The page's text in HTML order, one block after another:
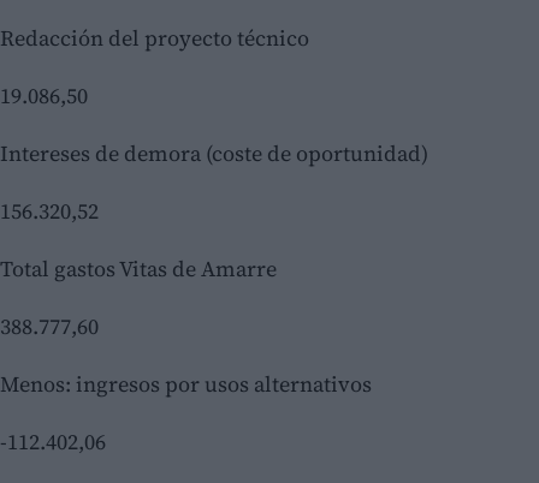
Redacción del proyecto técnico
19.086,50
Intereses de demora (coste de oportunidad)
156.320,52
Total gastos Vitas de Amarre
388.777,60
Menos: ingresos por usos alternativos
-112.402,06